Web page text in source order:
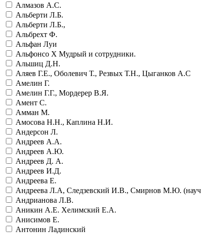
Алмазов А.С.
Альберти Л.Б.
Альберти Л.Б.,
Альбрехт Ф.
Альфан Луи
Альфонсо Х Мудрый и сотрудники.
Альшиц Д.Н.
Аляев Г.Е., Оболевич Т., Резвых Т.Н., Цыганков А.С
Амелин Г.
Амелин Г.Г., Мордерер В.Я.
Амент С.
Амман М.
Амосова Н.Н., Каплина Н.И.
Андерсон Л.
Андреев А.А.
Андреев А.Ю.
Андреев Д. А.
Андреев И.Д.
Андреева Е.
Андреева Л.А, Следзевский И.В., Смирнов М.Ю. (науч
Андрианова Л.В.
Аникин А.Е. Хелимский Е.А.
Анисимов Е.
Антонин Ладинский